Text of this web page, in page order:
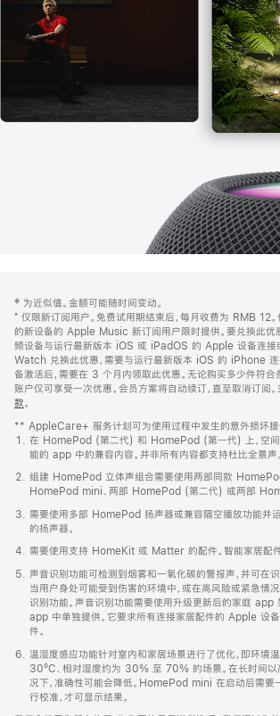
页
页
脚
注
‡ 为近似值。金额可能随时间变动。
⁺ 仅限新订阅用户。免费试用期结束后，每月收费为 RMB 12
的新设备的 Apple Music 新订阅用户限时提供。要兑换此优
频设备与运行最新版本 iOS 或 iPadOS 的 Apple 设备连接
Watch 兑换此优惠，需要与运行最新版本 iOS 的 iPhone 连
备激活后，需要在 3 个月内领取此优惠。无论购买多少件符
账户仅可享受一次优惠。会员方案将自动续订，直至取消订阅
款。
窗
口
中
打
开)
** AppleCare+ 服务计划可为使用过程中发生的意外损坏提
在 HomePod (第二代) 和 HomePod (第一代) 上，空间
能的 app 中的兼容内容。并非所有内容都支持杜比全景声。
组建 HomePod 立体声组合需要使用两部同款
HomePod mini、两部 HomePod (第二代) 或两部
需要使用多部 HomePod 扬声器或兼容隔空播放功能并
的扬声器。
需要使用支持 HomeKit 或 Matter 的配件。智能家居配件
声音识别功能可检测到烟雾和一氧化碳的警报声，并可在
当用户身处可能受到伤害的环境中，或在高风险或紧急情
识别功能。声音识别功能需要使用升级更新后的家庭 app
app 中单独提供。它要求所有连接家居配件的 Apple 设
件。
温湿度感应功能针对室内和家居场景进行了优化，即环境
30ºC、相对湿度约为 30% 至 70% 的场景。在长时间以
况下，准确性可能会降低。HomePod mini 在启动后需要
行校准，才可显示结果。